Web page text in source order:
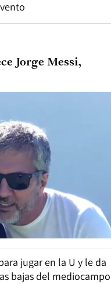
Jorge Messi,
jugar en la U y le da
bajas del mediocampo